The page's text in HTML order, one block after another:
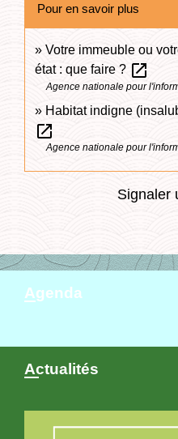
Pour en savoir plus
Votre immeuble ou
état : que faire ? open_in_new
Agence nationale pour
Habitat indigne
open_in_new
Agence nationale pour
Signaler
Agenda
Actualités